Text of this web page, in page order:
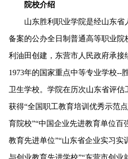
院校介绍
山东胜利职业学院是经山东省
备案的公办全日制普通高等职业院
利油田创建，东营市人民政府承接
1973年的国家重点中等专业学校--
卫生学校。学院在历次山东省评估
获得“全国职工教育培训优秀示范
育院校”“中国企业先进教育单位百
教育先进单位”“山东省企业实习实